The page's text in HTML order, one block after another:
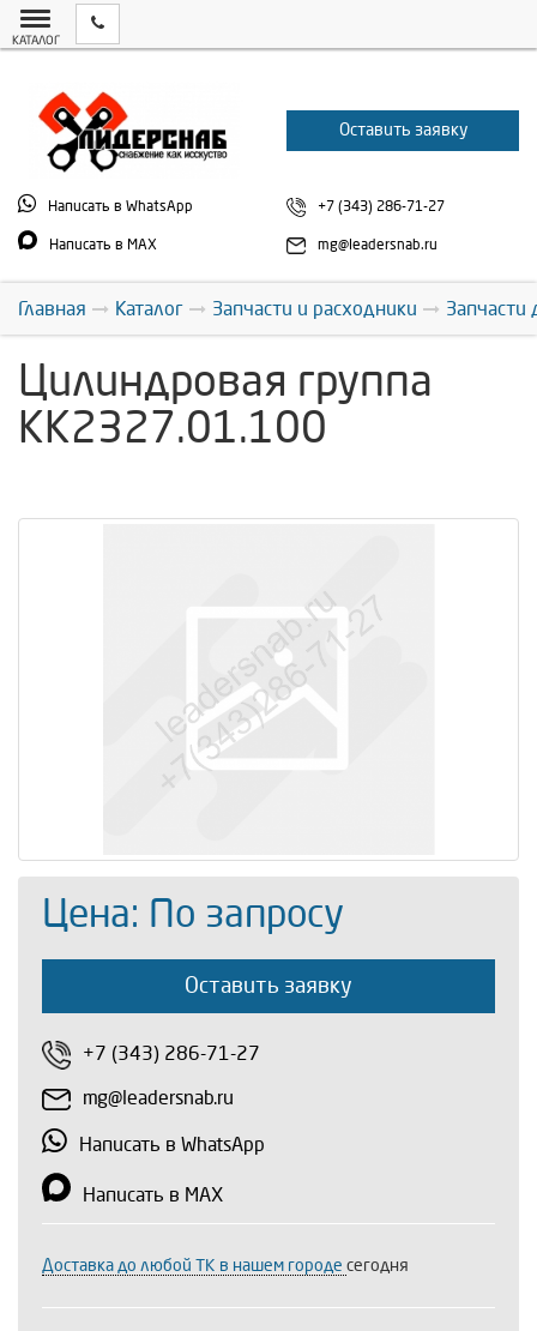
КАТАЛОГ
Оставить заявку
Написать в WhatsApp
Написать в MAX
+7 (343) 286-71-27
mg@leadersnab.ru
Главная Каталог Запчасти и расходники Запчасти
Цилиндровая группа
КК2327.01.100
Цена: По запросу
Оставить заявку
+7 (343) 286-71-27
mg@leadersnab.ru
Написать в WhatsApp
Написать в MAX
Доставка до любой ТК в нашем городе сегодня